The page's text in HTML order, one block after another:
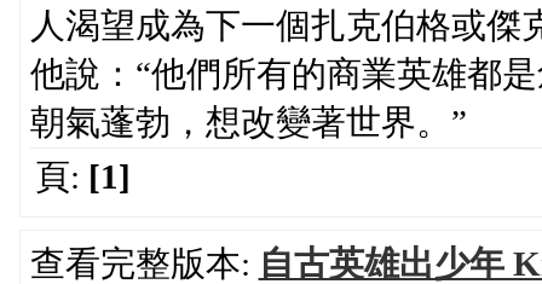
人渴望成為下一個扎克伯格或
他說：“他們所有的商業英雄都
朝氣蓬勃，想改變著世界。”
頁: [1]
查看完整版本: 自古英雄出少年